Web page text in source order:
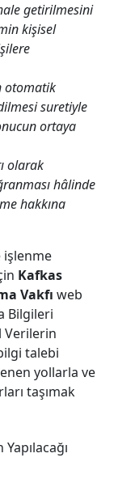
getirilmesini
kişisel
otomatik
suretiyle
ortaya
olarak
hâlinde
hakkına
işlenme
Kafkas
Vakfı web
Bilgileri
Verilerin
talebi
yollarla ve
taşımak